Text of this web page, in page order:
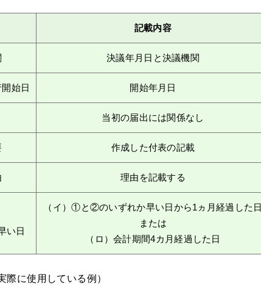
記載内容
決議年月日と決議機関
始日 開始年月日
当初の届出には関係なし
作成した付表の記載
理由を記載する
い日
（イ）①と②のいずれか早い日から1ヵ月経過した日
または
（ロ）会計期間4カ月経過した日
に使用している例）